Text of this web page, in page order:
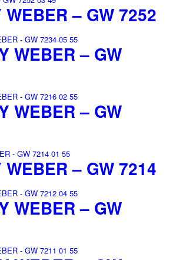
WEBER – GW 7252
WEBER – GW
WEBER – GW
WEBER – GW 7214
WEBER – GW